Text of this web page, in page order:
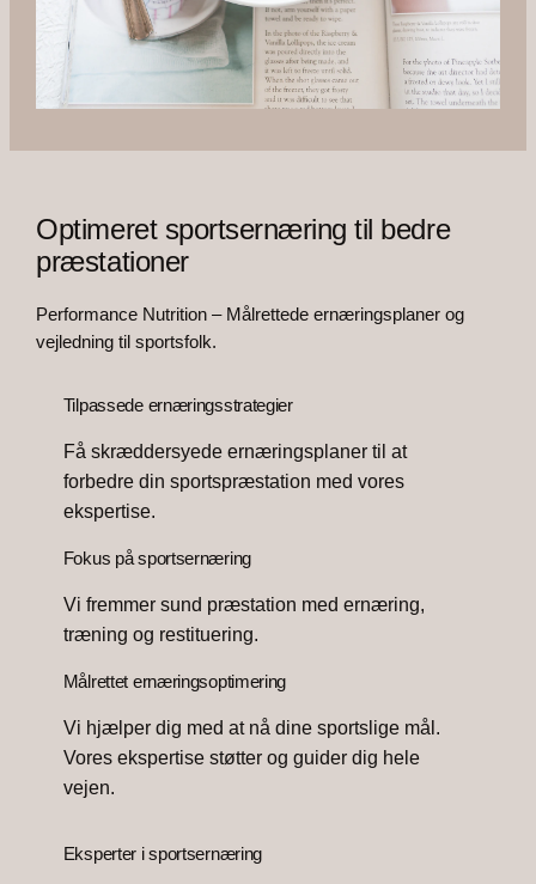
Optimeret sportsernæring til bedre
præstationer
Performance Nutrition – Målrettede ernæringsplaner og
vejledning til sportsfolk.
Tilpassede ernæringsstrategier
Få skræddersyede ernæringsplaner til at
forbedre din sportspræstation med vores
ekspertise.
Fokus på sportsernæring
Vi fremmer sund præstation med ernæring,
træning og restituering.
Målrettet ernæringsoptimering
Vi hjælper dig med at nå dine sportslige mål.
Vores ekspertise støtter og guider dig hele
vejen.
Eksperter i sportsernæring